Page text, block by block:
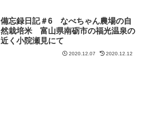
備忘録日記＃6 なべちゃん農場の自
然栽培米 富山県南砺市の福光温泉の
近く小院瀬見にて
2020.12.07 2020.12.12